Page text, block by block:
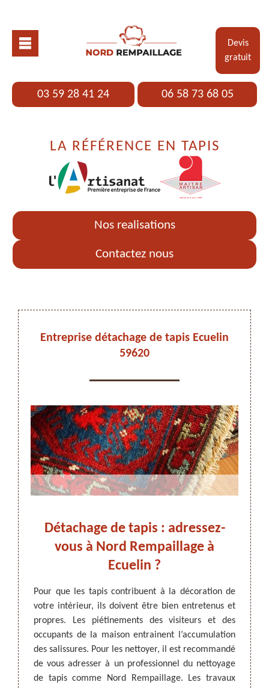
Devis
gratuit
03 59 28 41 24 06 58 73 68 05
LA RÉFÉRENCE EN TAPIS
Nos realisations
Contactez nous
ARTISAN DEZITTER , REMPAILLAGE -
CANNAGE - RECOLLAGE, 59 NORD
Entreprise détachage de tapis Ecuelin
59620
le
par
rend
pas
à
en
Détachage de tapis : adressez-
vous à Nord Rempaillage à
Ecuelin ?
Pour que les tapis contribuent à la décoration de
votre intérieur, ils doivent être bien entretenus et
propres. Les piétinements des visiteurs et des
occupants de la maison entrainent l’accumulation
des salissures. Pour les nettoyer, il est recommandé
de vous adresser à un professionnel du nettoyage
de tapis comme Nord Rempaillage. Les travaux
Du
va
vont
Pour
en